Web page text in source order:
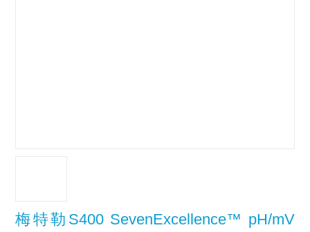
梅特勒S400 SevenExcellence™ pH/mV